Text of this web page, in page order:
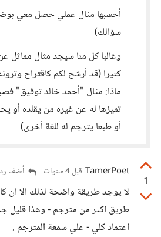
أحسبها مثال عملي حصل معي
سؤالك)
وغالبا كل منا سيجد مثال مماثل
كثيرا (قد أرشح لكم كاقتراح
ماذا: مثال "أحمد خالد توفيق"
تميزها له عن غيره من يقلده أو
أو طبعا يترجم له للغة أخرى)
1
TamerPoet قبل 4 سنوات أضف
لا يوجد طريقة واضحة لذلك الا ان
طريق اكثر من مترجم - وهذا قليل
اعتماد كلي - علي سمعة المترجم .